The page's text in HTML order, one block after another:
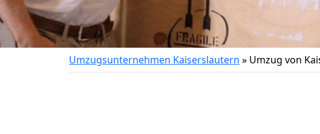
Umzugsunternehmen Kaiserslautern » Umzug von